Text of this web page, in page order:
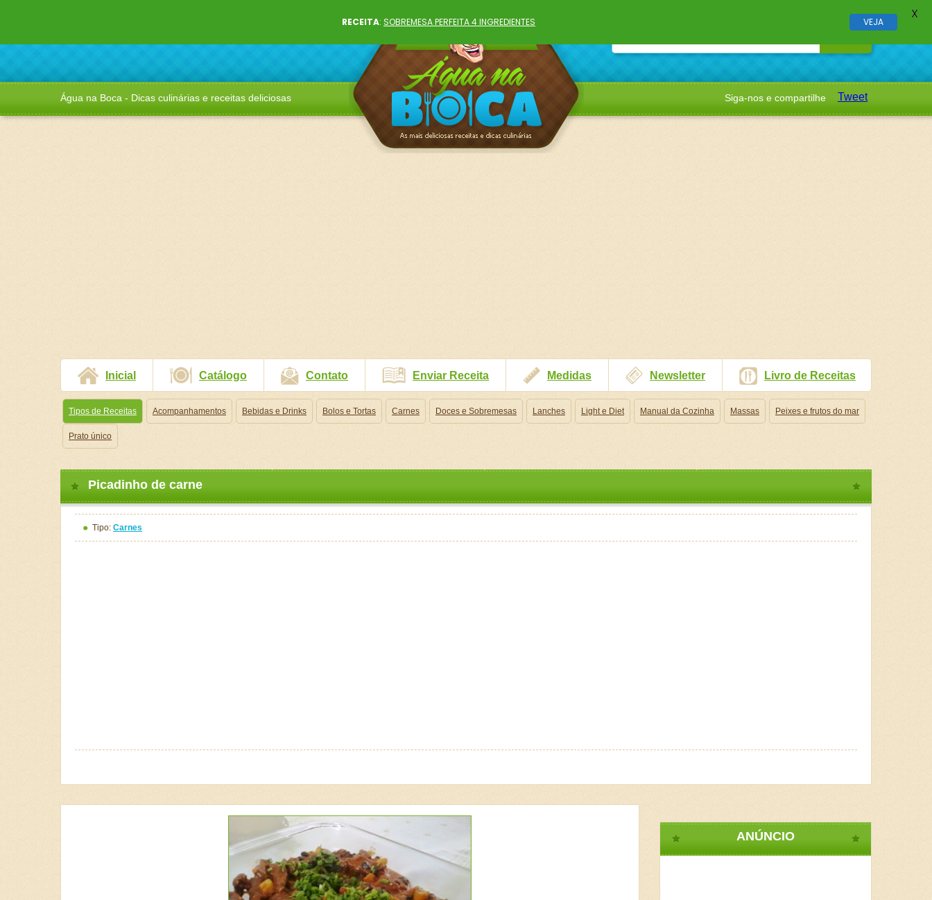
Água na Boca - Dicas culinárias e receitas deliciosas Siga-nos e compartilhe Tweet
Inicial Catálogo Contato Enviar Receita Medidas Newsletter Livro de Receitas
Tipos de Receitas Acompanhamentos Bebidas e Drinks Bolos e Tortas Carnes Doces e Sobremesas Lanches Light e Diet Manual da Cozinha Massas Peixes e frutos do mar
Prato único
Picadinho de carne
Tipo: Carnes
ANÚNCIO
RECEITA: SOBREMESA PERFEITA 4 INGREDIENTES VEJA
X